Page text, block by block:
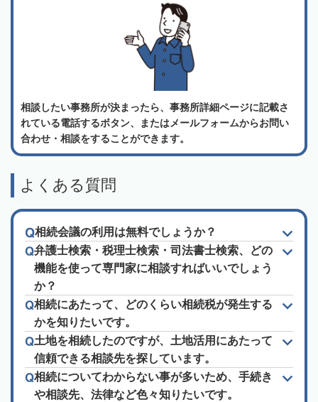
相談したい事務所が決まったら、事務所詳細ページに記載さ
れている電話するボタン、またはメールフォームからお問い
合わせ・相談をすることができます。
よくある質問
相続会議の利用は無料でしょうか？
弁護士検索・税理士検索・司法書士検索、どの
機能を使って専門家に相談すればいいでしょう
か？
相続にあたって、どのくらい相続税が発生する
かを知りたいです。
土地を相続したのですが、土地活用にあたって
信頼できる相談先を探しています。
相続についてわからない事が多いため、手続き
や相談先、法律など色々知りたいです。